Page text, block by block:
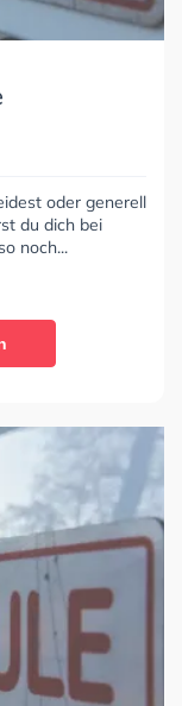
oder generell
du dich bei
noch...